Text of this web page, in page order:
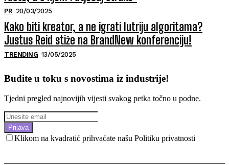
PR 20/03/2025
Kako biti kreator, a ne igrati lutriju algoritama?
Justus Reid stiže na BrandNew konferenciju!
TRENDING 13/05/2025
Budite u toku s novostima iz industrije!
Tjedni pregled najnovijih vijesti svakog petka točno u podne.
Prijava
Klikom na kvadratić prihvaćate našu Politiku privatnosti